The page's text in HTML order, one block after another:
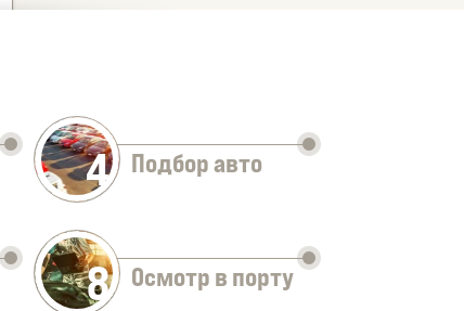
4 Подбор авто
8 Осмотр в порту